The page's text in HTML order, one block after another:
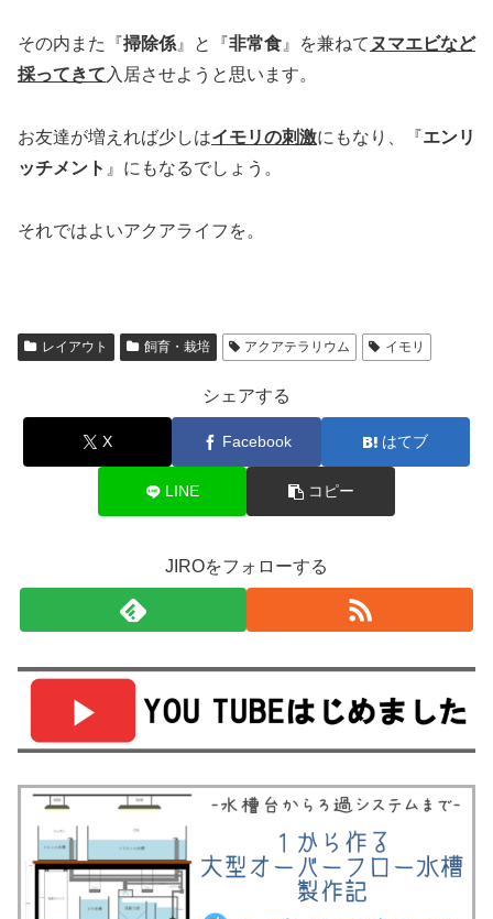
その内また『掃除係 』と『非常食 』を兼ねて ヌマエビなど
採ってきて 入居させようと思います。
お友達が増えれば少しはイモリの刺激にもなり、『エンリ
ッチメント 』にもなるでしょう。
それではよいアクアライフを。
レイアウト 飼育・栽培 アクアテラリウム イモリ
シェアする
X Facebook はてブ
LINE コピー
JIROをフォローする